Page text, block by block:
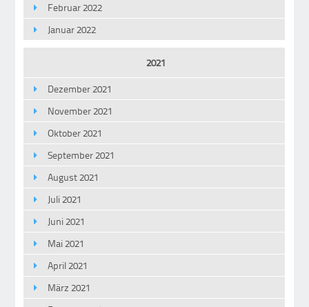
Februar 2022
Januar 2022
2021
Dezember 2021
November 2021
Oktober 2021
September 2021
August 2021
Juli 2021
Juni 2021
Mai 2021
April 2021
März 2021